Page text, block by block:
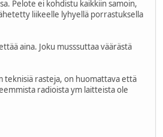
Pelote ei kohdistu kaikkiin samoin,
liikeelle lyhyellä porrastuksella
aina. Joku musssuttaa väärästä
teknisiä rasteja, on huomattava että
radioista ym laitteista ole